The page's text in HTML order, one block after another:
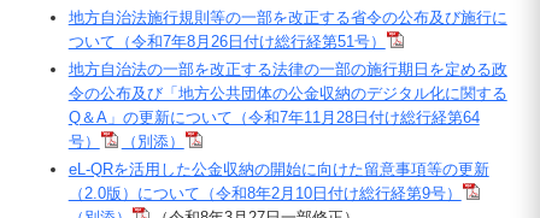
地方自治法施行規則等の一部を改正する省令の公布及び施行に
ついて（令和7年8月26日付け総行経第51号）
地方自治法の一部を改正する法律の一部の施行期日を定める政
令の公布及び「地方公共団体の公金収納のデジタル化に関する
Q＆A」の更新について（令和7年11月28日付け総行経第64
号）
（別添）
eL-QRを活用した公金収納の開始に向けた留意事項等の更新
（2.0版）について（令和8年2月10日付け総行経第9号）